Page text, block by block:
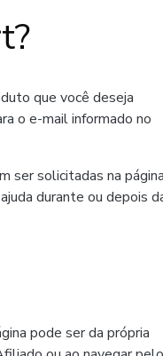
que você deseja
o e-mail informado no
ser solicitadas na
durante ou depois
pode ser da própria